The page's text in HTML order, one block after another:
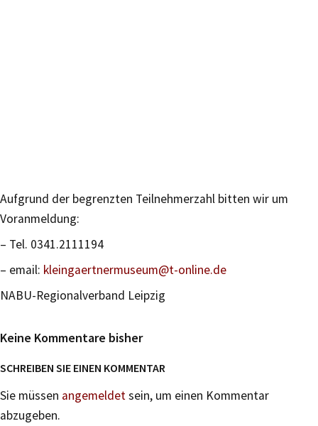
Aufgrund der begrenzten Teilnehmerzahl bitten wir um
Voranmeldung:
– Tel. 0341.2111194
– email: kleingaertnermuseum@t-online.de
NABU-Regionalverband Leipzig
Keine Kommentare bisher
SCHREIBEN SIE EINEN KOMMENTAR
Sie müssen angemeldetsein, um einen Kommentar
abzugeben.